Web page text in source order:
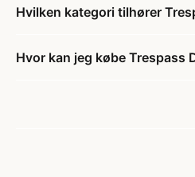
Hvilken kategori tilhører
Hvor kan jeg købe Trespass